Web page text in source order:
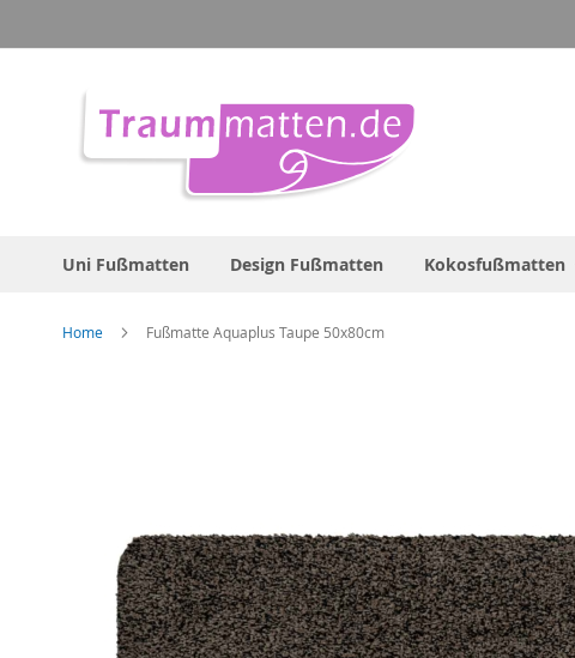
zum
Uni Fußmatten Design Fußmatten Kokosfußmatten
Home Fußmatte Aquaplus Taupe 50x80cm